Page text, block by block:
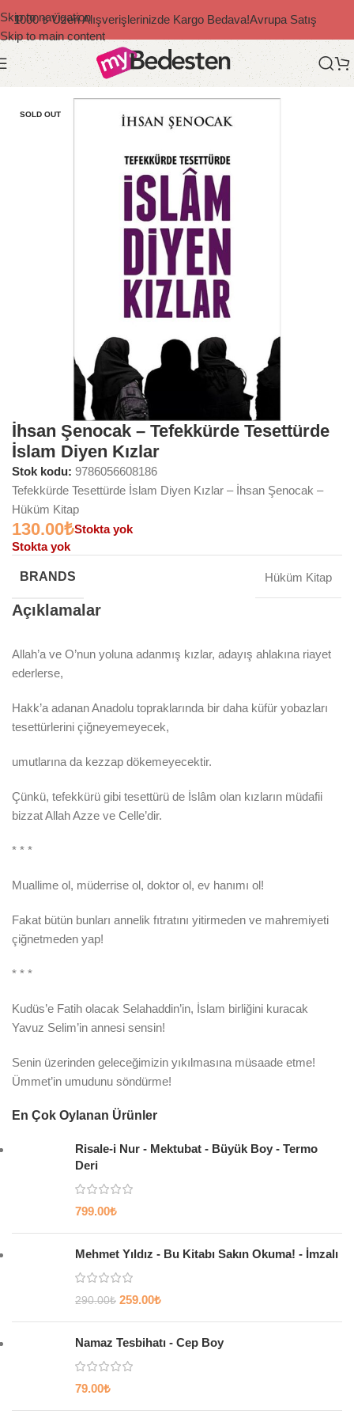
Skip to navigation
Skip to main content
1000 ₺ Üzeri Alışverişlerinizde Kargo Bedava!Avrupa Satış
Ana Sayfa Diğer Yazarlar
SOLD OUT
İhsan Şenocak – Tefekkürde Tesettürde
İslam Diyen Kızlar
Stok kodu: 9786056608186
Tefekkürde Tesettürde İslam Diyen Kızlar – İhsan Şenocak –
Hüküm Kitap
130.00₺Stokta yok
Stokta yok
BRANDS Hüküm Kitap
Açıklamalar
Allah’a ve O’nun yoluna adanmış kızlar, adayış ahlakına riayet
ederlerse,
Hakk’a adanan Anadolu topraklarında bir daha küfür yobazları
tesettürlerini çiğneyemeyecek,
umutlarına da kezzap dökemeyecektir.
Çünkü, tefekkürü gibi tesettürü de İslâm olan kızların müdafii
bizzat Allah Azze ve Celle’dir.
* * *
Muallime ol, müderrise ol, doktor ol, ev hanımı ol!
Fakat bütün bunları annelik fıtratını yitirmeden ve mahremiyeti
çiğnetmeden yap!
* * *
Kudüs’e Fatih olacak Selahaddin’in, İslam birliğini kuracak
Yavuz Selim’in annesi sensin!
Senin üzerinden geleceğimizin yıkılmasına müsaade etme!
Ümmet’in umudunu söndürme!
En Çok Oylanan Ürünler
Risale-i Nur - Mektubat - Büyük Boy - Termo
Deri
799.00₺
Mehmet Yıldız - Bu Kitabı Sakın Okuma! - İmzalı
290.00₺ 259.00₺
Namaz Tesbihatı - Cep Boy
79.00₺